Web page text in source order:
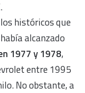
históricos que
alcanzado
1977 y 1978,
entre 1995
No obstante, a